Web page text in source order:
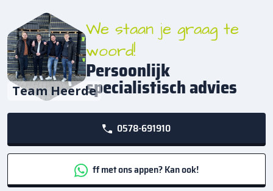
Team Heerde
We staan je graag te
woord!
Persoonlijk
specialistisch advies
0578-691910
ff met ons appen? Kan ook!